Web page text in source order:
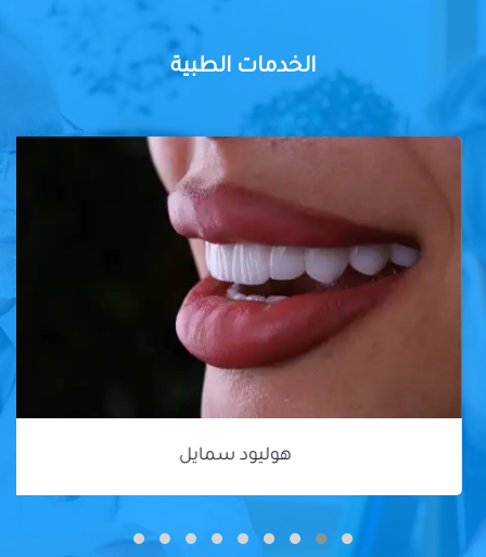
الخدمات الطبية
هوليود سمايل